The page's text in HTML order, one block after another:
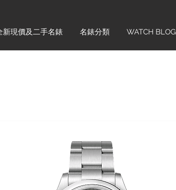
新現價及二手名錶 名錶分類 WATCH BLOG